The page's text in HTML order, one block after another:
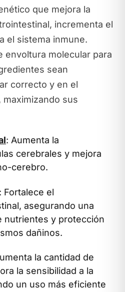
que mejora la
incrementa el
el sistema inmune.
envoltura molecular para
sean
correcto y en el
sus
: Aumenta la
cerebrales y mejora
cerebro.
: Fortalece el
asegurando una
nutrientes y protección
dañinos.
la cantidad de
la sensibilidad a la
un uso más eficiente